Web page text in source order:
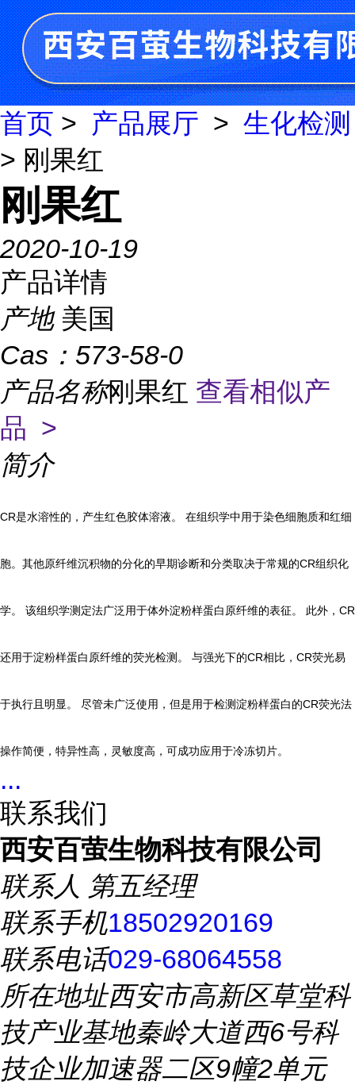
首页 > 产品展厅 > 生化检测
> 刚果红
刚果红
2020-10-19
产品详情
产地 美国
Cas： 573-58-0
产品名称刚果红 查看相似产
品 >
简介
CR是水溶性的，产生红色胶体溶液。 在组织学中用于染色细胞质和红细
胞。 其他原纤维沉积物的分化的早期诊断和分类取决于常规的CR组织化
学。 该组织学测定法广泛用于体外淀粉样蛋白原纤维的表征。 此外，CR
还用于淀粉样蛋白原纤维的荧光检测。 与强光下的CR相比，CR荧光易
于执行且明显。 尽管未广泛使用，但是用于检测淀粉样蛋白的CR荧光法
操作简便，特异性高，灵敏度高，可成功应用于冷冻切片。
...
联系我们
西安百萤生物科技有限公司
联系人 第五经理
联系手机18502920169
联系电话029-68064558
所在地址西安市高新区草堂科
技产业基地秦岭大道西6号科
技企业加速器二区9幢2单元